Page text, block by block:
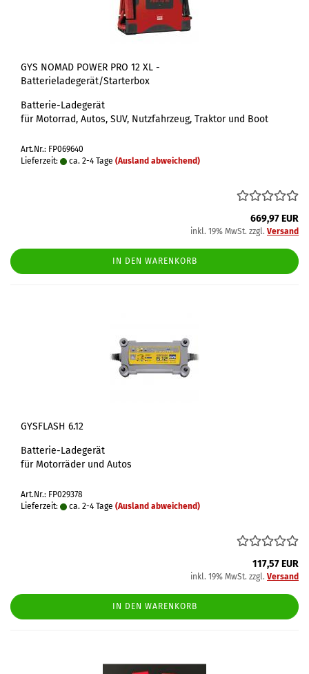
GYS NOMAD POWER PRO 12 XL -
Batterieladegerät/Starterbox
Batterie-Ladegerät
für Motorrad, Autos, SUV, Nutzfahrzeug, Traktor und Boot
Art.Nr.: FP069640
Lieferzeit:
ca. 2-4 Tage (Ausland abweichend)
669,97 EUR
inkl. 19% MwSt. zzgl. Versand
IN DEN WARENKORB
GYSFLASH 6.12
Batterie-Ladegerät
für Motorräder und Autos
Art.Nr.: FP029378
Lieferzeit:
ca. 2-4 Tage (Ausland abweichend)
117,57 EUR
inkl. 19% MwSt. zzgl. Versand
IN DEN WARENKORB